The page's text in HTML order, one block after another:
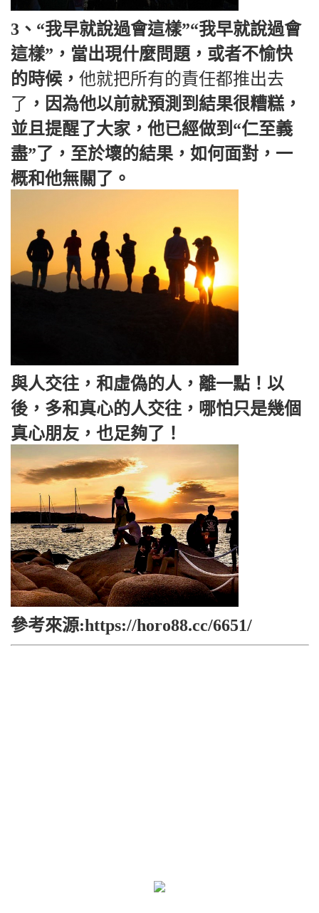
3、“我早就說過會這樣”“我早就說過會
這樣”，當出現什麼問題，或者不愉快
的時候， 他就把所有的責任都推出去
了 ，因為他以前就預測到結果很糟糕，
並且提醒了大家，他已經做到“仁至義
盡”了，至於壞的結果，如何面對，一
概和他無關了。
與人交往，和虛偽的人，離一點！以
後，多和真心的人交往，哪怕只是幾個
真心朋友，也足夠了！
參考來源:https://horo88.cc/6651/